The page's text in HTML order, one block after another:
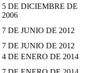
5 DE DICIEMBRE DE
2006
7 DE JUNIO DE 2012
7 DE JUNIO DE 2012
4 DE ENERO DE 2014